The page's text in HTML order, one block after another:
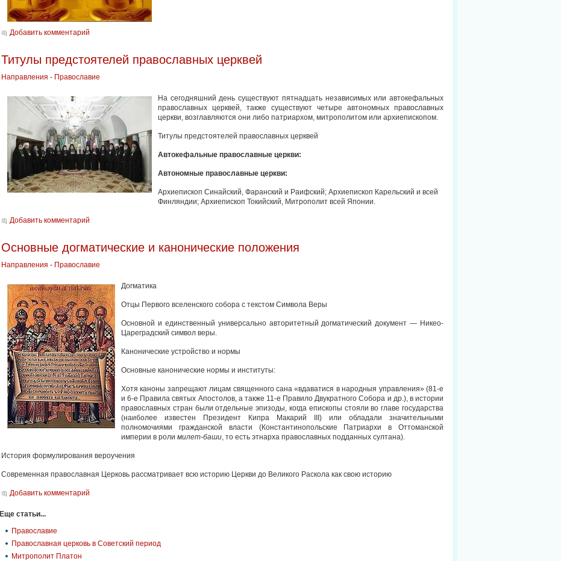
Добавить комментарий
Титулы предстоятелей православных церквей
Направления - Православие
На сегодняшний день существуют пятнадцать независимых или автокефальных
православных церквей, также существуют четыре автономных православных
церкви, возглавляются они либо патриархом, митрополитом или архиепископом.
Титулы предстоятелей православных церквей
Автокефальные православные церкви:
Автономные православные церкви:
Архиепископ Синайский, Фаранский и Раифский; Архиепископ Карельский и всей
Финляндии; Архиепископ Токийский, Митрополит всей Японии.
Добавить комментарий
Основные догматические и канонические положения
Направления - Православие
Догматика
Отцы Первого вселенского собора с текстом Символа Веры
Основной и единственный универсально авторитетный догматический документ — Никео-
Цареградский символ веры.
Канонические устройство и нормы
Основные канонические нормы и институты:
Хотя каноны запрещают лицам священного сана «вдаватися в народныя управления» (81-е
и 6-е Правила святых Апостолов, а также 11-е Правило Двукратного Собора и др.), в истории
православных стран были отдельные эпизоды, когда епископы стояли во главе государства
(наиболее известен Президент Кипра Макарий III) или обладали значительными
полномочиями гражданской власти (Константинопольские Патриархи в Оттоманской
империи в роли милет-баши, то есть этнарха православных подданных султана).
История формулирования вероучения
Современная православная Церковь рассматривает всю историю Церкви до Великого Раскола как свою историю
Добавить комментарий
Еще статьи...
Православие
Православная церковь в Советский период
Митрополит Платон